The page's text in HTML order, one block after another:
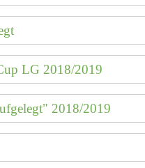
LG 2018/2019
2018/2019